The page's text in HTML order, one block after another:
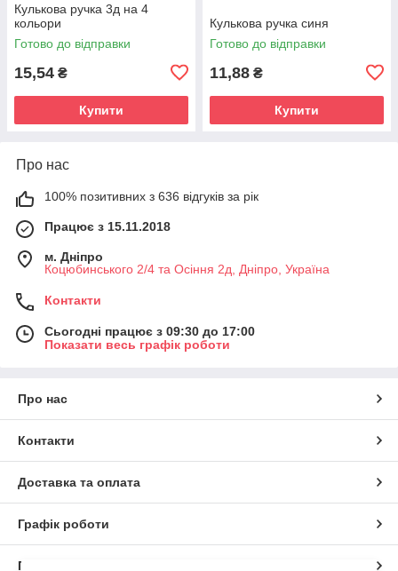
Кулькова ручка 3д на 4
кольори
Готово до відправки
15,54 ₴
Купити
Кулькова ручка синя
Готово до відправки
11,88 ₴
Купити
Про нас
100% позитивних з 636 відгуків за рік
Працює з 15.11.2018
м. Дніпро
Коцюбинського 2/4 та Осіння 2д, Дніпро, Україна
Контакти
Сьогодні працює з 09:30 до 17:00
Показати весь графік роботи
Про нас
Контакти
Доставка та оплата
Графік роботи
Повна версія сайту